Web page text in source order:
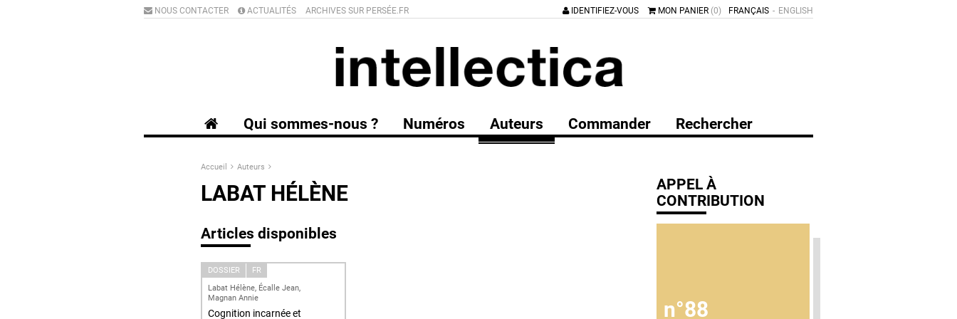
ENGLISH
FRANÇAIS
IDENTIFIEZ-VOUS MON PANIER (0)
NOUS CONTACTER ACTUALITÉS ARCHIVES SUR PERSÉE.FR
Qui sommes-nous ? Numéros Auteurs Commander Rechercher
Accueil Auteurs
LABAT HÉLÈNE
Articles disponibles
DOSSIER
FR
Labat Hélène, Écalle Jean,
Magnan Annie
Cognition incarnée et
APPEL À
CONTRIBUTION
n°88